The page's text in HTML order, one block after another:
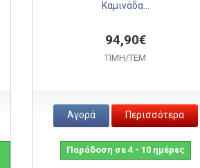
Καμινάδα...
94,90€
ΤΙΜH/ΤΕΜ
Αγορά Περισσότερα
Παράδοση σε 4 - 10 ημέρες